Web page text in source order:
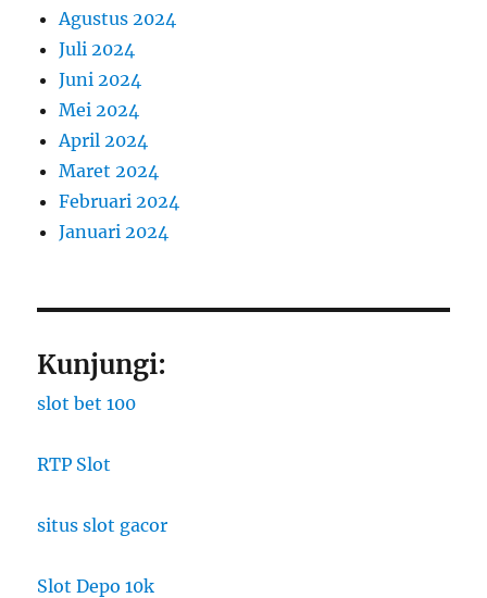
Agustus 2024
Juli 2024
Juni 2024
Mei 2024
April 2024
Maret 2024
Februari 2024
Januari 2024
Kunjungi:
slot bet 100
RTP Slot
situs slot gacor
Slot Depo 10k